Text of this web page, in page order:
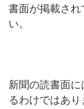
書面が掲載さ
い。
新聞の読書面
るわけではあ